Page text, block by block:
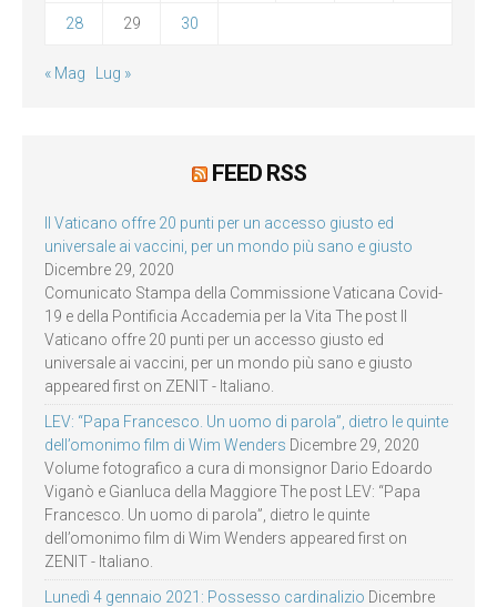
28 29 30
« Mag Lug »
FEED RSS
Il Vaticano offre 20 punti per un accesso giusto ed
universale ai vaccini, per un mondo più sano e giusto
Dicembre 29, 2020
Comunicato Stampa della Commissione Vaticana Covid-
19 e della Pontificia Accademia per la Vita The post Il
Vaticano offre 20 punti per un accesso giusto ed
universale ai vaccini, per un mondo più sano e giusto
appeared first on ZENIT - Italiano.
LEV: “Papa Francesco. Un uomo di parola”, dietro le quinte
dell’omonimo film di Wim Wenders Dicembre 29, 2020
Volume fotografico a cura di monsignor Dario Edoardo
Viganò e Gianluca della Maggiore The post LEV: “Papa
Francesco. Un uomo di parola”, dietro le quinte
dell’omonimo film di Wim Wenders appeared first on
ZENIT - Italiano.
Lunedì 4 gennaio 2021: Possesso cardinalizio Dicembre